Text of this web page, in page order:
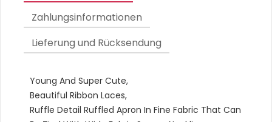
Zahlungsinformationen
Lieferung und Rücksendung
Young And Super Cute,
Beautiful Ribbon Laces,
Ruffle Detail Ruffled Apron In Fine Fabric That Can